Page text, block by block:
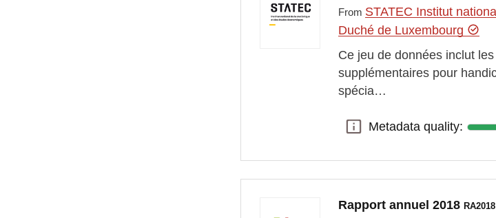
From STATEC Institut
Duché de Luxembourg
Ce jeu de données inclut
supplémentaires pour
spécia…
Metadata quality:
Metadata quality:
Rapport annuel 2018RA2018